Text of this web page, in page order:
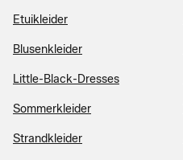
Etuikleider
Blusenkleider
Little-Black-Dresses
Sommerkleider
Strandkleider